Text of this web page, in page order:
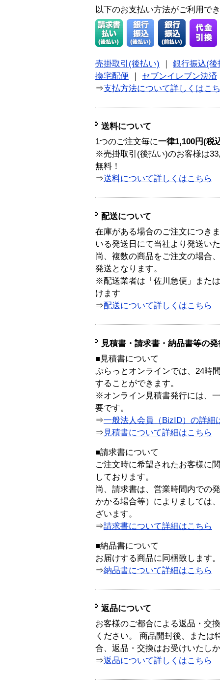
以下のお支払い方法がご利用で
売掛取引(後払い)
銀行振込(後
換宅配便
セブンイレブン決済
⇒支払方法について詳しくはこ
送料について
1つのご注文毎に一律1,100円(税
※売掛取引(後払い)のお客様は
無料！
⇒送料について詳しくはこちら
配送について
在庫がある場合のご注文につき
いる発送日にて当社より発送い
尚、複数の商品をご注文の場合
発送となります。
※配送業者は「佐川急便」また
けます
⇒配送について詳しくはこちら
見積書・請求書・納品書等の
■見積書について
ぷらっとオンラインでは、24時
することができます。
※オンライン見積書発行には、
要です。
⇒一般法人会員（BizID）の詳細
⇒ 見積書について詳細はこちら
■請求書について
ご注文時に希望されたお客様に
しております。
尚、請求書は、営業時間内での
かかる場合等）によりましては
ざいます。
⇒請求書について詳細はこちら
■納品書について
お届けする商品に同梱致します。
⇒納品書について詳細はこちら
返品について
お客様のご都合による返品・交
ください。 商品開封後、または
合、返品・交換はお受けいたし
⇒返品について詳しくはこちら